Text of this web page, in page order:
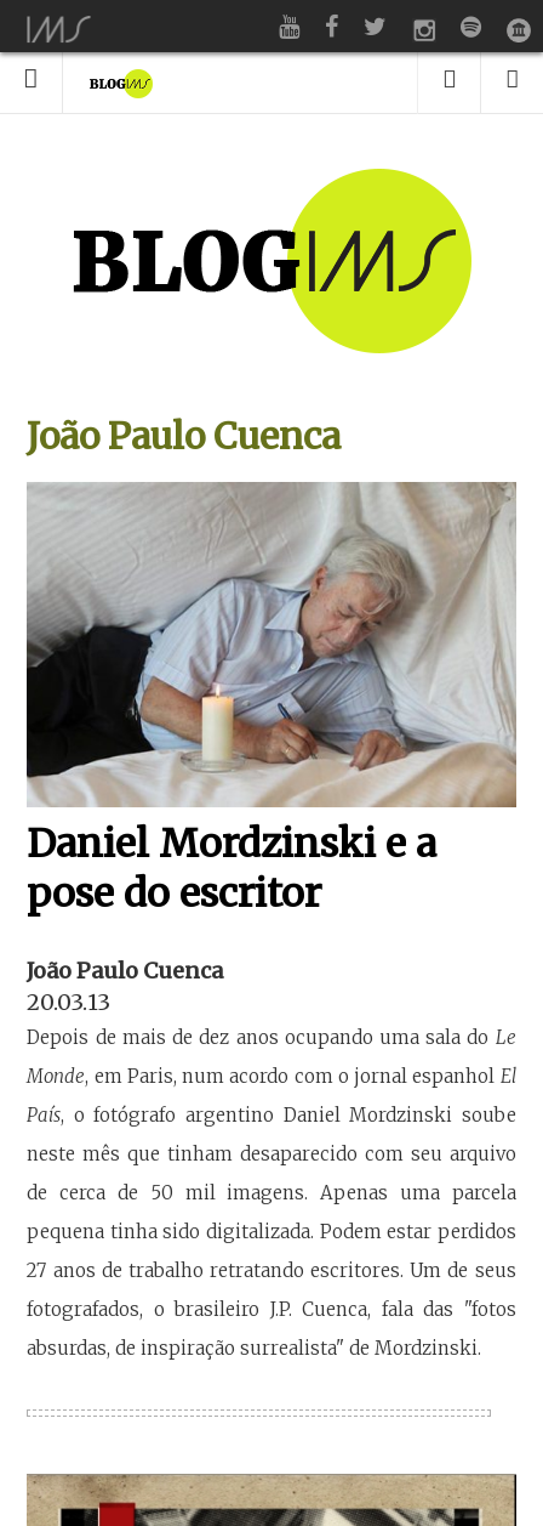
João Paulo Cuenca
Daniel Mordzinski e a
pose do escritor
João Paulo Cuenca
20.03.13
Depois de mais de dez anos ocupando uma sala do Le
Monde, em Paris, num acordo com o jornal espanhol El
País, o fotógrafo argentino Daniel Mordzinski soube
neste mês que tinham desaparecido com seu arquivo
de cerca de 50 mil imagens. Apenas uma parcela
pequena tinha sido digitalizada. Podem estar perdidos
27 anos de trabalho retratando escritores. Um de seus
fotografados, o brasileiro J.P. Cuenca, fala das "fotos
absurdas, de inspiração surrealista" de Mordzinski.